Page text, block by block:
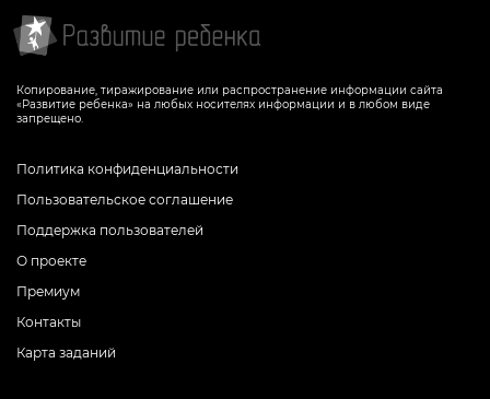
Копирование, тиражирование или распространение информации сайта
«Развитие ребенка» на любых носителях информации и в любом виде
запрещено.
Политика конфиденциальности
Пользовательское соглашение
Поддержка пользователей
О проекте
Премиум
Контакты
Карта заданий